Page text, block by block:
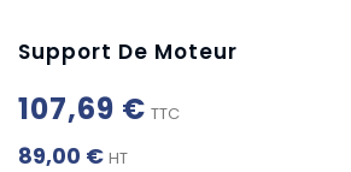
Support De Moteur
107,69 € TTC
89,00 € HT